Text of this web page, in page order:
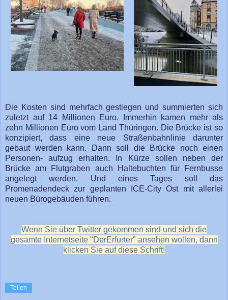
Die Kosten sind mehrfach gestiegen und summierten sich
zuletzt auf 14 Millionen Euro. Immerhin kamen mehr als
zehn Millionen Euro vom Land Thüringen. Die Brücke ist so
konzipiert, dass eine neue Straßenbahnlinie darunter
gebaut werden kann. Dann soll die Brücke noch einen
Personen- aufzug erhalten. In Kürze sollen neben der
Brücke am Flutgraben auch Haltebuchten für Fernbusse
angelegt werden. Und eines Tages soll das
Promenadendeck zur geplanten ICE-City Ost mit allerlei
neuen Bürogebäuden führen.
Wenn Sie über Twitter gekommen sind und sich die
gesamte Internetseite "DerErfurter" ansehen wollen, dann
klicken Sie auf diese Schrift!
Teilen